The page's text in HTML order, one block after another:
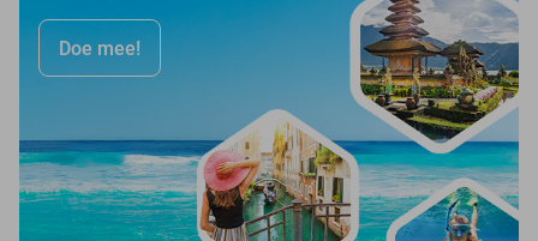
Doe mee!